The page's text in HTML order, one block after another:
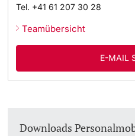
Tel. +41 61 207 30 28
Teamübersicht
E-MAIL
Downloads